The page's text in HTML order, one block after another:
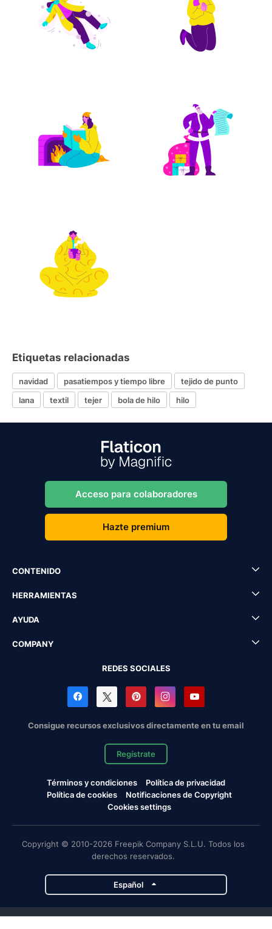
Etiquetas relacionadas
navidad pasatiempos y tiempo libre
tejido de punto
lana
textil tejer bola de hilo hilo
Acceso para colaboradores
Hazte premium
CONTENIDO
HERRAMIENTAS
AYUDA
COMPANY
REDES SOCIALES
Consigue recursos exclusivos directamente en tu email
Regístrate
Términos y condiciones
Política de privacidad
Política de cookies
Notificaciones de Copyright
Cookies settings
Copyright © 2010-2026 Freepik Company S.L.U. Todos los
derechos reservados.
Español